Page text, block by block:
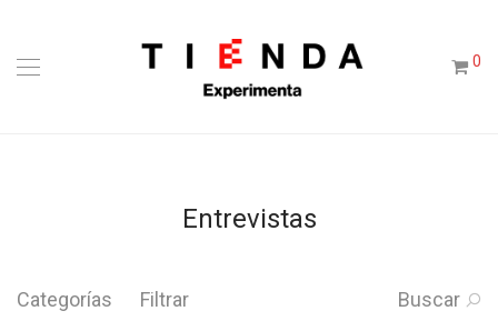
0
Entrevistas
Categorías Filtrar Buscar